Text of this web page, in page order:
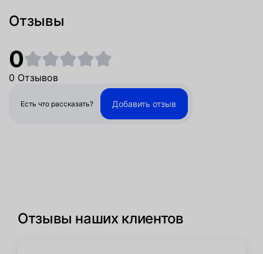
Отзывы
0
0 Отзывов
Есть что рассказать? Добавить отзыв
Отзывы наших клиентов